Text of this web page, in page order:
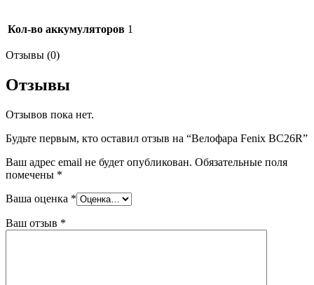
Кол-во аккумуляторов 1
Отзывы (0)
Отзывы
Отзывов пока нет.
Будьте первым, кто оставил отзыв на “Велофара Fenix BC26R”
Ваш адрес email не будет опубликован. Обязательные поля
помечены *
Ваша оценка *
Ваш отзыв *